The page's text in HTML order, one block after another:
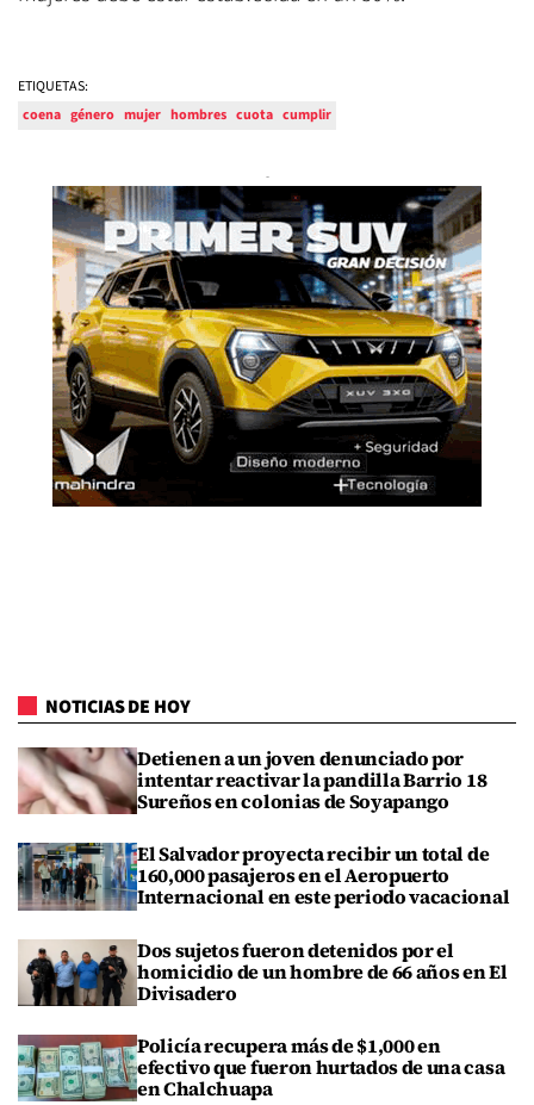
ETIQUETAS:
coena género mujer hombres cuota cumplir
NOTICIAS DE HOY
Detienen a un joven denunciado por
intentar reactivar la pandilla Barrio 18
Sureños en colonias de Soyapango
El Salvador proyecta recibir un total de
160,000 pasajeros en el Aeropuerto
Internacional en este periodo vacacional
Dos sujetos fueron detenidos por el
homicidio de un hombre de 66 años en El
Divisadero
Policía recupera más de $1,000 en
efectivo que fueron hurtados de una casa
en Chalchuapa